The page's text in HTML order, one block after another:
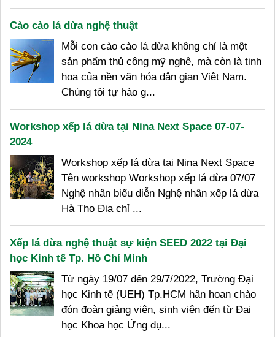
Cào cào lá dừa nghệ thuật
Mỗi con cào cào lá dừa không chỉ là một
sản phẩm thủ công mỹ nghệ, mà còn là tinh
hoa của nền văn hóa dân gian Việt Nam.
Chúng tôi tự hào g...
Workshop xếp lá dừa tại Nina Next Space 07-07-
2024
Workshop xếp lá dừa tại Nina Next Space
Tên workshop Workshop xếp lá dừa 07/07
Nghệ nhân biểu diễn Nghệ nhân xếp lá dừa
Hà Tho Địa chỉ ...
Xếp lá dừa nghệ thuật sự kiện SEED 2022 tại Đại
học Kinh tế Tp. Hồ Chí Minh
Từ ngày 19/07 đến 29/7/2022, Trường Đại
học Kinh tế (UEH) Tp.HCM hân hoan chào
đón đoàn giảng viên, sinh viên đến từ Đại
học Khoa học Ứng dụ...